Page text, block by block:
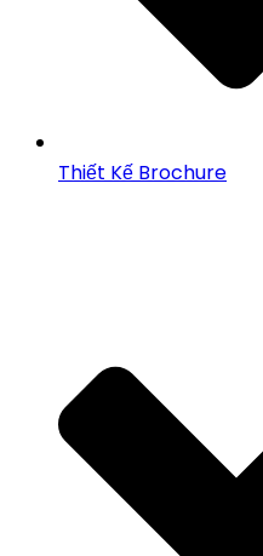
Thiết Kế Brochure